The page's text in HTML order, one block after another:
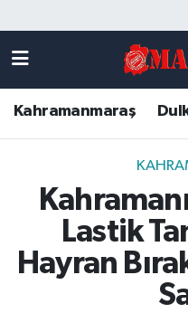
Kahramanmaraş
Lastik
Hayran
DULKADİROĞLU
ONİKİŞUBAT
ÖZEL HABER
Kahramanmaraş
Kahramanmaraş
Kahramanmaraş
Süper Lig Puan
Tüm Manşetler
Son Dakika